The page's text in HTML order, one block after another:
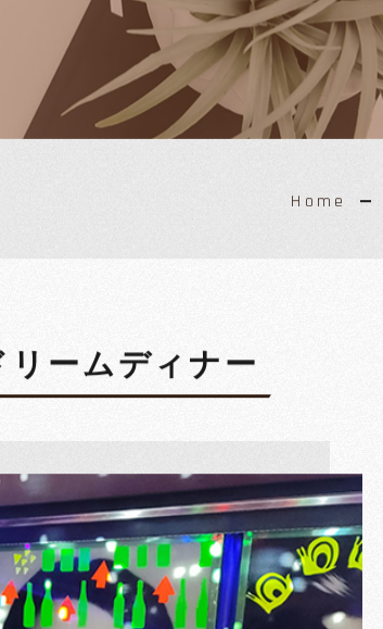
Home
ームディナー